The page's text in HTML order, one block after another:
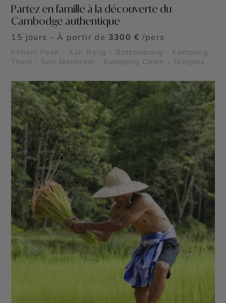
Partez en famille à la découverte du
Cambodge authentique
15 jours - À partir de 3300 € /pers
Phnom Penh - Koh Rong - Battambang - Kompong
Thom - Sen Monorom - Kampong Cham - Temples